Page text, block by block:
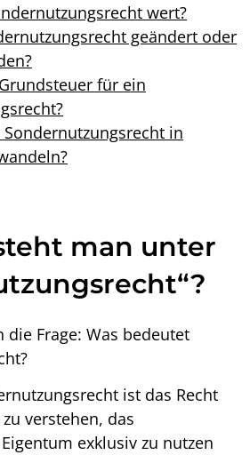
wert?
geändert oder
Grundsteuer für ein
?
Sondernutzungsrecht in
man unter
die Frage: Was bedeutet
?
ist das Recht
verstehen, das
exklusiv zu nutzen